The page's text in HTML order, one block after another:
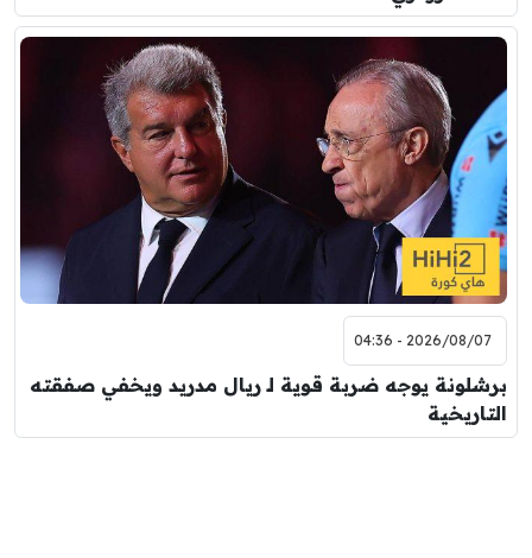
2026/08/07 - 04:36
برشلونة يوجه ضربة قوية لـ ريال مدريد ويخفي صفقته
التاريخية